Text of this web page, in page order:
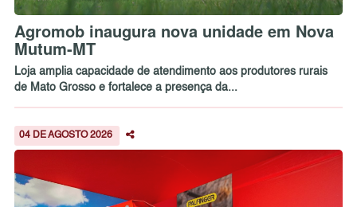
Agromob inaugura nova unidade em Nova
Mutum-MT
Loja amplia capacidade de atendimento aos produtores rurais
de Mato Grosso e fortalece a presença da...
04 DE AGOSTO 2026